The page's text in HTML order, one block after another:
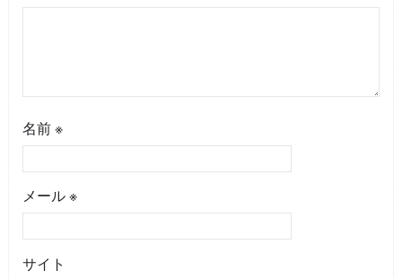
名前 ※
メール ※
サイト